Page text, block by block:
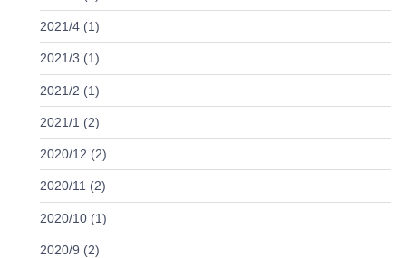
2021/4 (1)
2021/3 (1)
2021/2 (1)
2021/1 (2)
2020/12 (2)
2020/11 (2)
2020/10 (1)
2020/9 (2)